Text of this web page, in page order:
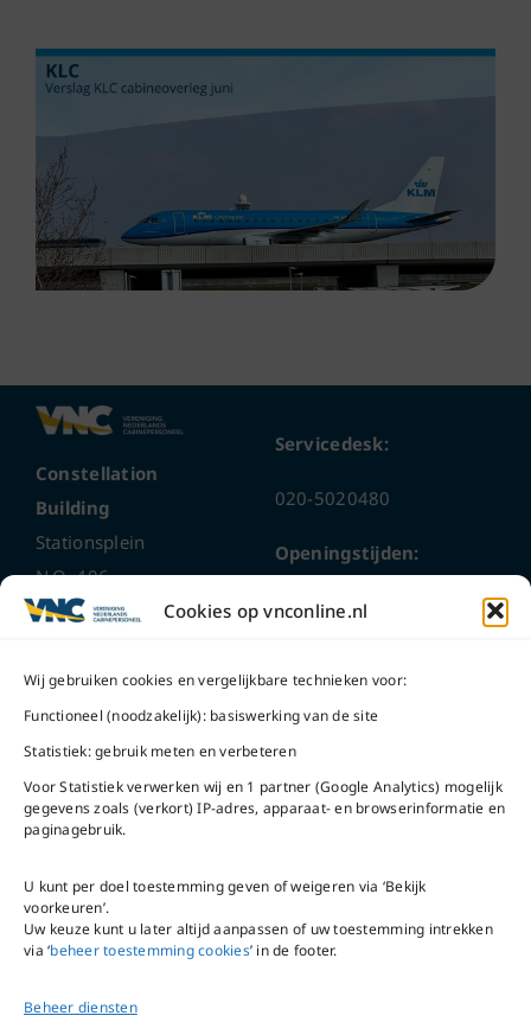
Cookies op vnconline.nl
Wij gebruiken cookies en vergelijkbare technieken voor:
Functioneel (noodzakelijk): basiswerking van de site
Statistiek: gebruik meten en verbeteren
Voor Statistiek verwerken wij en 1 partner (Google Analytics) mogelijk
gegevens zoals (verkort) IP-adres, apparaat- en browserinformatie en
paginagebruik.
U kunt per doel toestemming geven of weigeren via ‘Bekijk
voorkeuren’.
Uw keuze kunt u later altijd aanpassen of uw toestemming intrekken
via ‘beheer toestemming cookies’ in de footer.
Beheer diensten
Constellation
Building
Stationsplein
N.O. 406
1117 CL
Bel ons
Mail ons
Servicedesk:
020-5020480
Openingstijden:
ma t/m do
Na openingstijden
bereikbaar via
5020480
VNC Statuten
version
Copyright ©